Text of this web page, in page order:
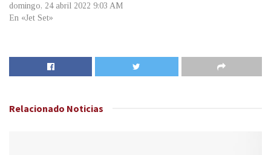
domingo, 24 abril 2022 9:03 AM
En «Jet Set»
Relacionado Noticias